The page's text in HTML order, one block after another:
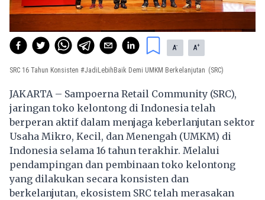
A- A+
SRC 16 Tahun Konsisten #JadiLebihBaik Demi UMKM Berkelanjutan (SRC)
JAKARTA – Sampoerna Retail Community (SRC),
jaringan toko kelontong di Indonesia telah
berperan aktif dalam menjaga keberlanjutan sektor
Usaha Mikro, Kecil, dan Menengah (UMKM) di
Indonesia selama 16 tahun terakhir. Melalui
pendampingan dan pembinaan toko kelontong
yang dilakukan secara konsisten dan
berkelanjutan, ekosistem SRC telah merasakan